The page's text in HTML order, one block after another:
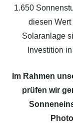
1.650
diesen
Solaranlage
Investition
Im Rahmen
prüfen wir